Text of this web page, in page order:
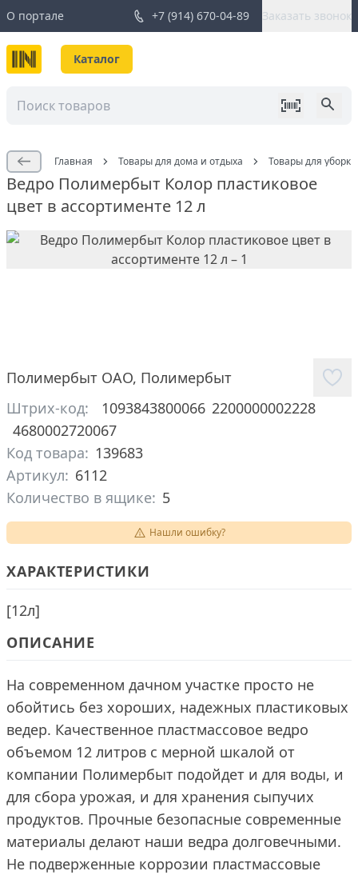
О портале +7 (914) 670-04-89 Заказать звонок
Каталог
Главная Товары для дома и отдыха Товары для уборки
Ведро Полимербыт Колор пластиковое
цвет в ассортименте 12 л
Полимербыт ОАО, Полимербыт
Штрих-код:
1093843800066 2200000002228
4680002720067
Код товара: 139683
Артикул: 6112
Количество в ящике: 5
Нашли ошибку?
ХАРАКТЕРИСТИКИ
[12л]
ОПИСАНИЕ
На современном дачном участке просто не
обойтись без хороших, надежных пластиковых
ведер. Качественное пластмассовое ведро
объемом 12 литров с мерной шкалой от
компании Полимербыт подойдет и для воды, и
для сбора урожая, и для хранения сыпучих
продуктов. Прочные безопасные современные
материалы делают наши ведра долговечными.
Не подверженные коррозии пластмассовые